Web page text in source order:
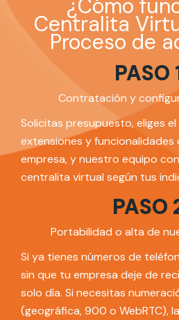
¿Cómo
Centralita
Proceso de
PASO
Contratación y
Solicitas presupuesto, eliges
extensiones y funcionalidades
empresa, y nuestro equipo
centralita virtual según tus
PASO
Portabilidad o alta de
Si ya tienes números de
sin que tu empresa deje de
solo día. Si necesitas
(geográfica, 900 o WebRTC),